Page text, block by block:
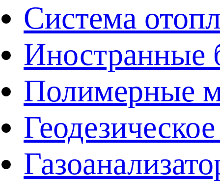
Система
Иностранные
Полимерные